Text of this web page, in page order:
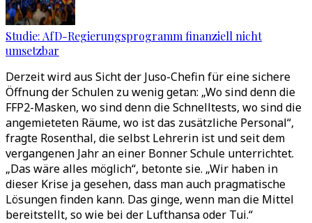
Studie: AfD-Regierungsprogramm finanziell nicht
umsetzbar
Derzeit wird aus Sicht der Juso-Chefin für eine sichere
Öffnung der Schulen zu wenig getan: „Wo sind denn die
FFP2-Masken, wo sind denn die Schnelltests, wo sind die
angemieteten Räume, wo ist das zusätzliche Personal“,
fragte Rosenthal, die selbst Lehrerin ist und seit dem
vergangenen Jahr an einer Bonner Schule unterrichtet.
„Das wäre alles möglich“, betonte sie. „Wir haben in
dieser Krise ja gesehen, dass man auch pragmatische
Lösungen finden kann. Das ginge, wenn man die Mittel
bereitstellt, so wie bei der Lufthansa oder Tui.“